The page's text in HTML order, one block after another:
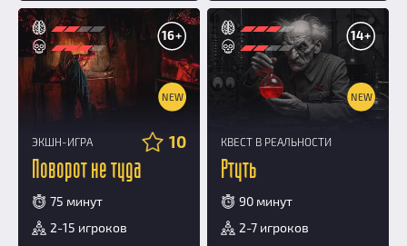
16+
NEW
ЭКШН-ИГРА 10
Поворот не туда
75 минут
2-15 игроков
14+
NEW
КВЕСТ В РЕАЛЬНОСТИ
Ртуть
90 минут
2-7 игроков